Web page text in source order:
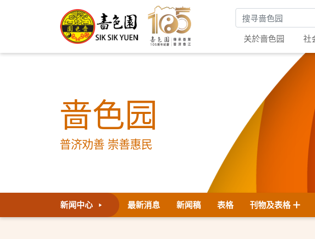
搜寻关键字
关於啬色园
社
啬色园
普济劝善 崇善惠民
新闻中心 最新消息 新闻稿 表格 刊物及表格